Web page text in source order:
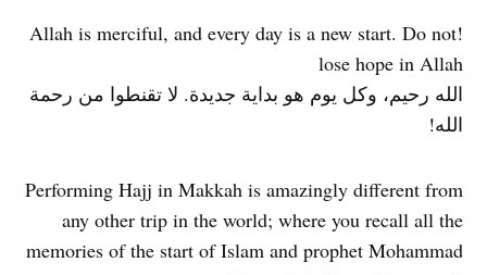
!Allah is merciful, and every day is a new start. Do not
lose hope in Allah
الله رحيم، وكل يوم هو بداية جديدة. لا تقنطوا من رحمة
الله!
Performing Hajj in Makkah is amazingly different from
any other trip in the world; where you recall all the
memories of the start of Islam and prophet Mohammad